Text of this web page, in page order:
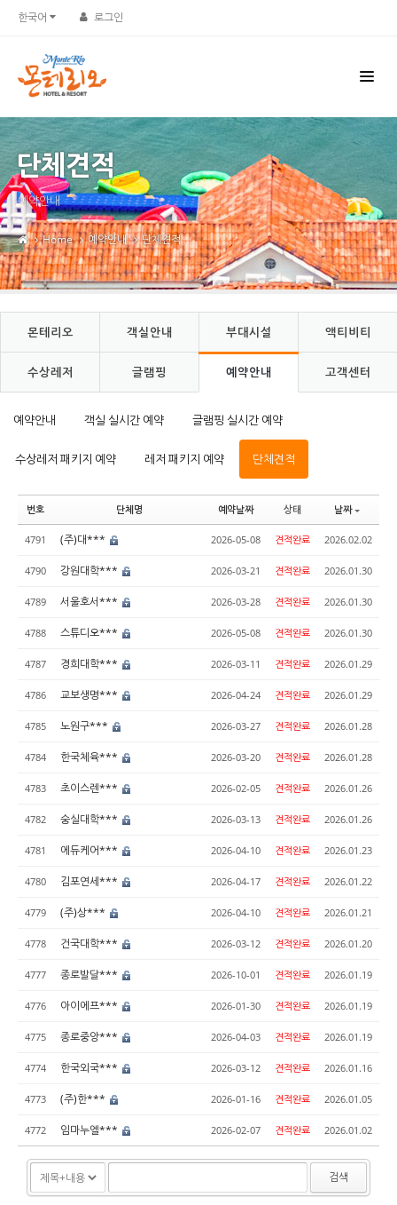
한국어 로그인
단체견적
예약안내
Home 예약안내 단체견적
몬테리오 객실안내 부대시설 액티비티
수상레저 글램핑 예약안내 고객센터
예약안내 객실 실시간 예약 글램핑 실시간 예약
수상레저 패키지 예약 레저 패키지 예약 단체견적
번호 단체명 예약날짜 상태 날짜
4791 (주)대*** 2026-05-08 견적완료 2026.02.02
4790 강원대학*** 2026-03-21 견적완료 2026.01.30
4789 서울호서*** 2026-03-28 견적완료 2026.01.30
4788 스튜디오*** 2026-05-08 견적완료 2026.01.30
4787 경희대학*** 2026-03-11 견적완료 2026.01.29
4786 교보생명*** 2026-04-24 견적완료 2026.01.29
4785 노원구*** 2026-03-27 견적완료 2026.01.28
4784 한국체육*** 2026-03-20 견적완료 2026.01.28
4783 초이스렌*** 2026-02-05 견적완료 2026.01.26
4782 숭실대학*** 2026-03-13 견적완료 2026.01.26
4781 에듀케어*** 2026-04-10 견적완료 2026.01.23
4780 김포연세*** 2026-04-17 견적완료 2026.01.22
4779 (주)상*** 2026-04-10 견적완료 2026.01.21
4778 건국대학*** 2026-03-12 견적완료 2026.01.20
4777 종로발달*** 2026-10-01 견적완료 2026.01.19
4776 아이에프*** 2026-01-30 견적완료 2026.01.19
4775 종로중앙*** 2026-04-03 견적완료 2026.01.19
4774 한국외국*** 2026-03-12 견적완료 2026.01.16
4773 (주)한*** 2026-01-16 견적완료 2026.01.05
4772 임마누엘*** 2026-02-07 견적완료 2026.01.02
검색
Sketchbook5, 스케치북5